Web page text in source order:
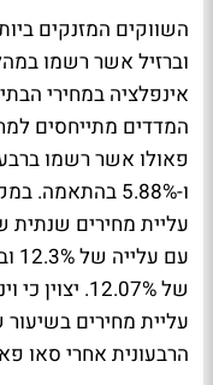
השווקים המזנקים
וברזיל אשר רשמו
המדדים מתייחסים
ו-5.88%
של 12.07%.
הרבעונית אחרי סאו